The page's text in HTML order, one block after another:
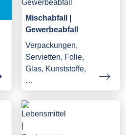
Mischabfall |
Gewerbeabfall
Verpackungen,
Servietten, Folie,
Glas, Kunststoffe,
…